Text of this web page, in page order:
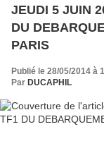
JEUDI 5 JUIN
DU
PARIS
Publié le 28/05/2014 à
Par DUCAPHIL